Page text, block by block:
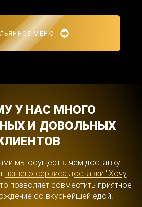
МЕНЮ
У НАС МНОГО
И ДОВОЛЬНЫХ
мы осуществляем доставку
нашего сервиса доставки "Хочу
позволяет совместить приятное
со вкуснейшей едой.